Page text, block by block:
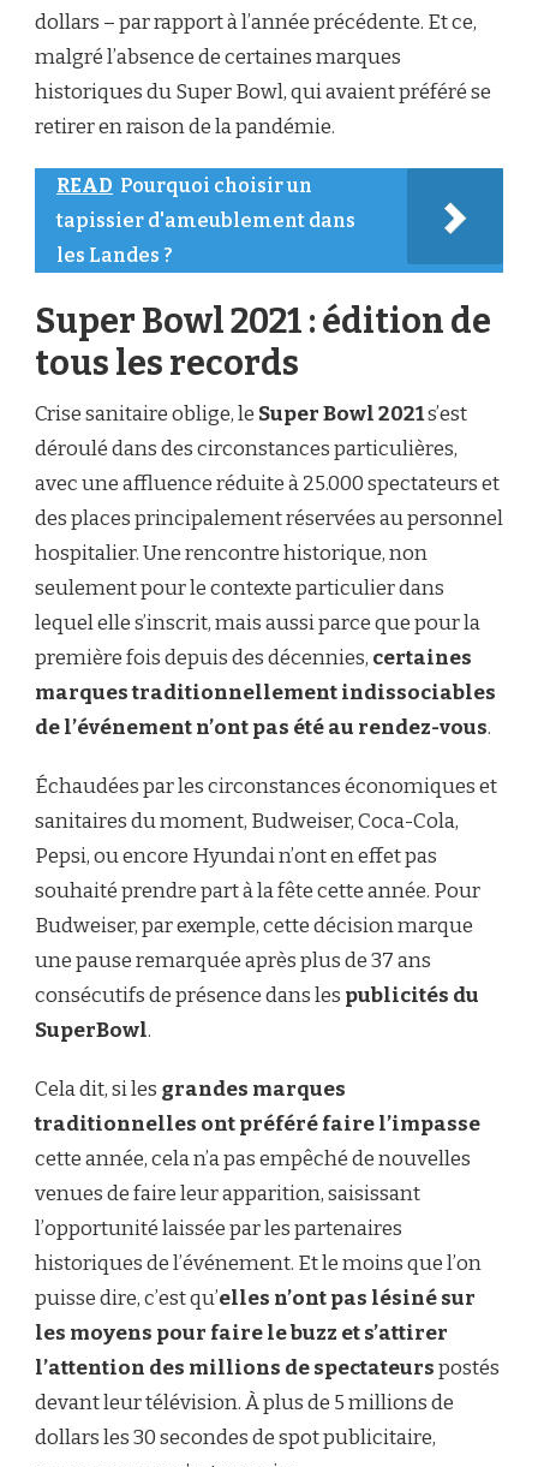
dollars – par rapport à l’année précédente. Et ce,
malgré l’absence de certaines marques
historiques du Super Bowl, qui avaient préféré se
retirer en raison de la pandémie.
READ Pourquoi choisir un
tapissier d'ameublement dans
les Landes ?
Super Bowl 2021 : édition de
tous les records
Crise sanitaire oblige, le Super Bowl 2021s’est
déroulé dans des circonstances particulières,
avec une affluence réduite à 25.000 spectateurs et
des places principalement réservées au personnel
hospitalier. Une rencontre historique, non
seulement pour le contexte particulier dans
lequel elle s’inscrit, mais aussi parce que pour la
première fois depuis des décennies, certaines
marques traditionnellement indissociables
de l’événement n’ont pas été au rendez-vous.
Échaudées par les circonstances économiques et
sanitaires du moment, Budweiser, Coca-Cola,
Pepsi, ou encore Hyundai n’ont en effet pas
souhaité prendre part à la fête cette année. Pour
Budweiser, par exemple, cette décision marque
une pause remarquée après plus de 37 ans
consécutifs de présence dans les publicités du
SuperBowl.
Cela dit, si les grandes marques
traditionnelles ont préféré faire l’impasse
cette année, cela n’a pas empêché de nouvelles
venues de faire leur apparition, saisissant
l’opportunité laissée par les partenaires
historiques de l’événement. Et le moins que l’on
puisse dire, c’est qu’elles n’ont pas lésiné sur
les moyens pour faire le buzz et s’attirer
l’attention des millions de spectateurspostés
devant leur télévision. À plus de 5 millions de
dollars les 30 secondes de spot publicitaire,